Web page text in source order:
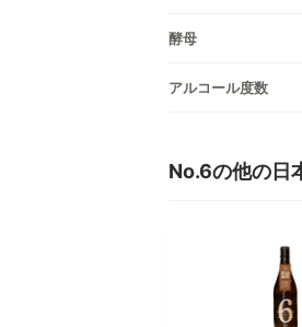
酵母
アルコール度数
No.6の他の日